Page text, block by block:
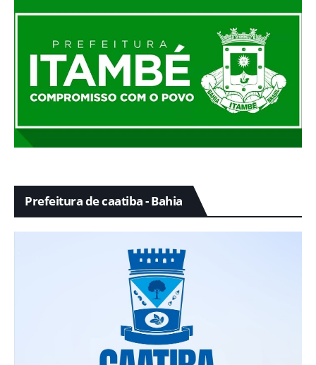
Prefeitura de caatiba - Bahia